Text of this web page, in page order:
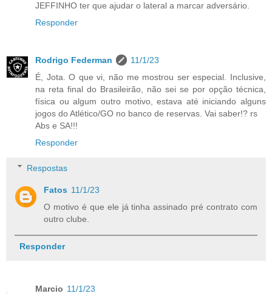
JEFFINHO ter que ajudar o lateral a marcar adversário.
Responder
Rodrigo Federman
11/1/23
É, Jota. O que vi, não me mostrou ser especial. Inclusive,
na reta final do Brasileirão, não sei se por opção técnica,
física ou algum outro motivo, estava até iniciando alguns
jogos do Atlético/GO no banco de reservas. Vai saber!? rs
Abs e SA!!!
Responder
Respostas
Fatos 11/1/23
O motivo é que ele já tinha assinado pré contrato com
outro clube.
Responder
Marcio 11/1/23